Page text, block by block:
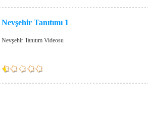
Nevşehir Tanıtımı 1
Nevşehir Tanıtım Videosu